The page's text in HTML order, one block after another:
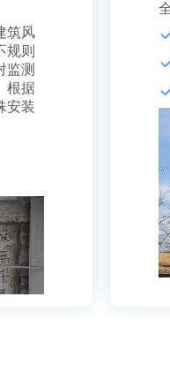
筑风
规则
监测
根据
安装